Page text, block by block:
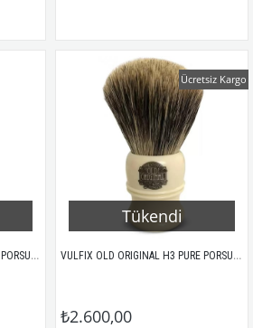
VULFIX OLD ORIGINAL H1 PURE PORSUK TIRAŞ FIRÇASI
Tükendi
VULFIX OLD ORIGINAL H3 PURE PORSUK TIRAŞ FIRÇASI
₺2.600,00
Ücretsiz Kargo